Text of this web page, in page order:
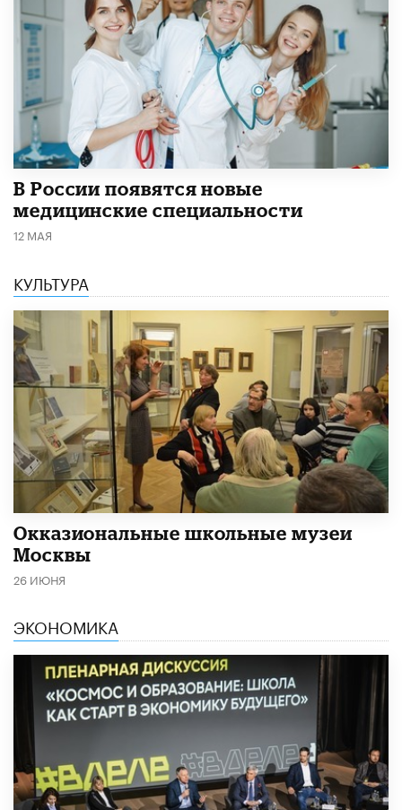
В России появятся новые
медицинские специальности
12 МАЯ
КУЛЬТУРА
​Окказиональные школьные музеи
Москвы
26 ИЮНЯ
ЭКОНОМИКА